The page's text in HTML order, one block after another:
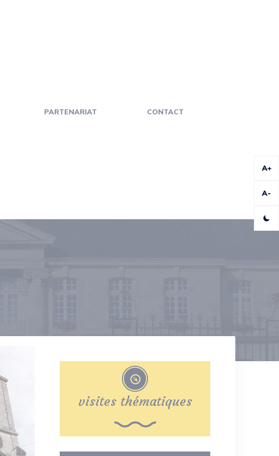
PARTENARIAT CONTACT
visites thématiques
A+
A-